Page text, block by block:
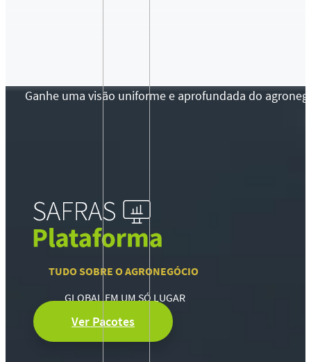
Ganhe uma visão uniforme e aprofundada do
TUDO SOBRE O AGRONEGÓCIO
GLOBAL EM UM SÓ LUGAR
Ver Pacotes